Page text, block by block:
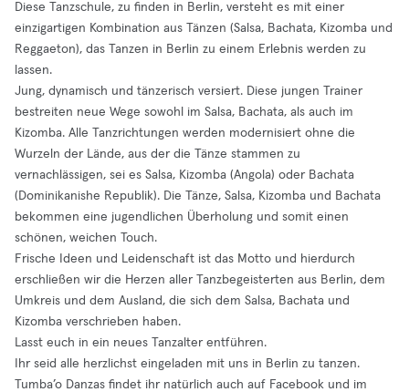
Diese Tanzschule, zu finden in Berlin, versteht es mit einer
einzigartigen Kombination aus Tänzen (Salsa, Bachata, Kizomba und
Reggaeton), das Tanzen in Berlin zu einem Erlebnis werden zu
lassen.
Jung, dynamisch und tänzerisch versiert. Diese jungen Trainer
bestreiten neue Wege sowohl im Salsa, Bachata, als auch im
Kizomba. Alle Tanzrichtungen werden modernisiert ohne die
Wurzeln der Lände, aus der die Tänze stammen zu
vernachlässigen, sei es Salsa, Kizomba (Angola) oder Bachata
(Dominikanishe Republik). Die Tänze, Salsa, Kizomba und Bachata
bekommen eine jugendlichen Überholung und somit einen
schönen, weichen Touch.
Frische Ideen und Leidenschaft ist das Motto und hierdurch
erschließen wir die Herzen aller Tanzbegeisterten aus Berlin, dem
Umkreis und dem Ausland, die sich dem Salsa, Bachata und
Kizomba verschrieben haben.
Lasst euch in ein neues Tanzalter entführen.
Ihr seid alle herzlichst eingeladen mit uns in Berlin zu tanzen.
Tumba’o Danzas findet ihr natürlich auch auf Facebook und im